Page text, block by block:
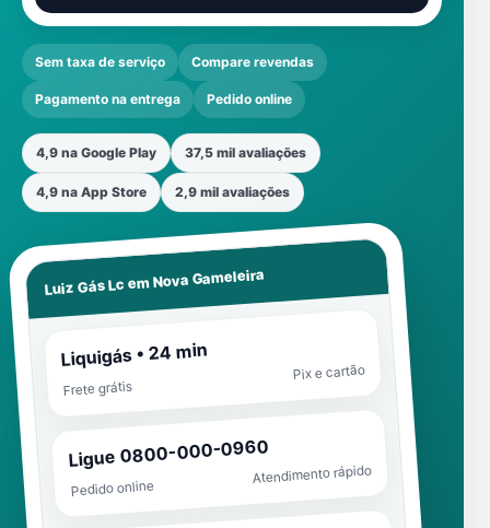
Sem taxa de serviço Compare revendas
Pagamento na entrega Pedido online
4,9 na Google Play 37,5 mil avaliações
4,9 na App Store 2,9 mil avaliações
Luiz Gás Lc emNova Gameleira
Liquigás • 24 min
Frete grátis
Pix e cartão
Ligue 0800-000-0960
Pedido online
Atendimento rápido